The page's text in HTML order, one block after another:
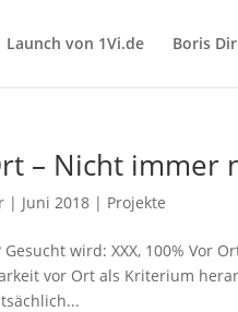
Launch von 1Vi.de Boris
– Nicht
| Juni 2018 | Projekte
wird: XXX, 100%
vor Ort als Kriterium